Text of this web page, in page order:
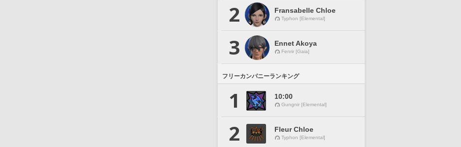
2 Fransabelle Chloe
Typhon [Elemental]
3 Ennet Akoya
Fenrir [Gaia]
フリーカンパニーランキング
1 10:00
Gungnir [Elemental]
2 Fleur Chloe
Typhon [Elemental]